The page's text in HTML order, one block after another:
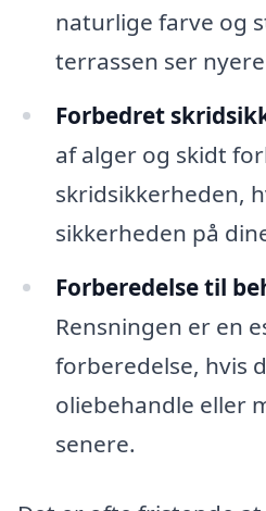
naturlige farve og
terrassen ser
Forbedret
af alger og skidt
skridsikkerheden,
sikkerheden på
Forberedelse til
Rensningen er en
forberedelse, hvis
oliebehandle eller
senere.